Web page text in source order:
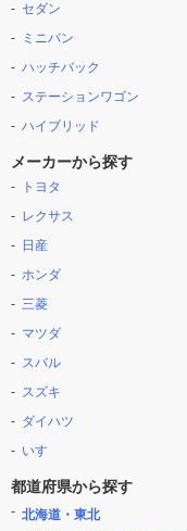
セダン
ミニバン
ハッチバック
ステーションワゴン
ハイブリッド
メーカーから探す
トヨタ
レクサス
日産
ホンダ
三菱
マツダ
スバル
スズキ
ダイハツ
いすゞ
都道府県から探す
北海道・東北